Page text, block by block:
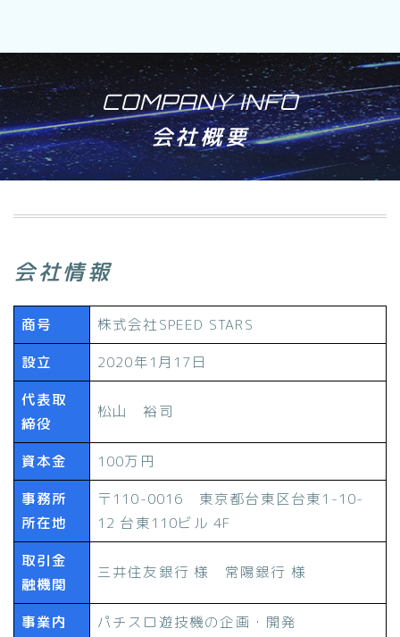
COMPANY INFO
会社概要
会社情報
商号
株式会社SPEED STARS
設立
2020年1月17日
代表取
締役
松山 裕司
資本金
100万円
事務所
所在地
〒110-0016 東京都台東区台東1-10-
12 台東110ビル 4F
取引金
融機関
三井住友銀行 様 常陽銀行 様
事業内
パチスロ遊技機の企画・開発